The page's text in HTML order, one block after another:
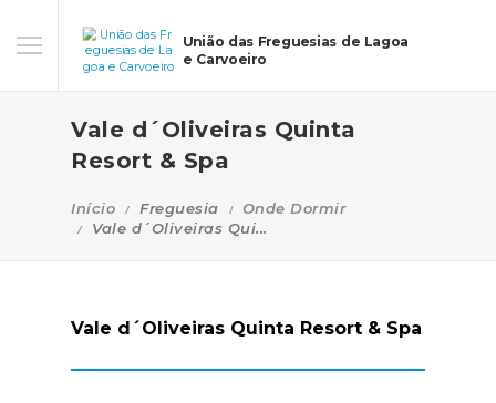
União das Freguesias de Lagoa
e Carvoeiro
Vale d´Oliveiras Quinta
Resort & Spa
Início Freguesia
Onde Dormir
Vale d´Oliveiras Qui...
Vale d´Oliveiras Quinta Resort & Spa